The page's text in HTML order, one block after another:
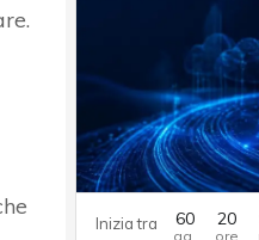
Inizia tra 60 20